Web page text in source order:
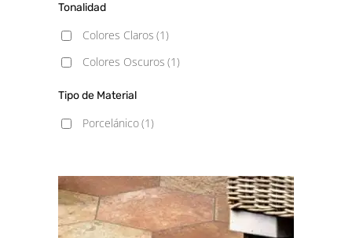
Tonalidad
Colores Claros (1)
Colores Oscuros (1)
Tipo de Material
Porcelánico(1)